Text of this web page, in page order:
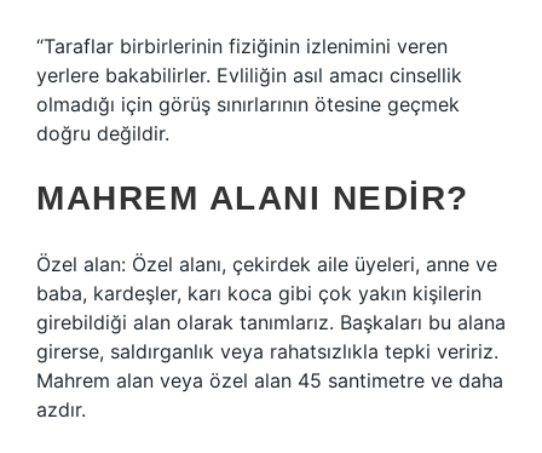
“Taraflar birbirlerinin fiziğinin izlenimini veren
yerlere bakabilirler. Evliliğin asıl amacı cinsellik
olmadığı için görüş sınırlarının ötesine geçmek
doğru değildir.
MAHREM ALANI NEDIR?
Özel alan: Özel alanı, çekirdek aile üyeleri, anne ve
baba, kardeşler, karı koca gibi çok yakın kişilerin
girebildiği alan olarak tanımlarız. Başkaları bu alana
girerse, saldırganlık veya rahatsızlıkla tepki veririz.
Mahrem alan veya özel alan 45 santimetre ve daha
azdır.